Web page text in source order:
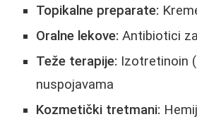
Topikalne preparate:
Oralne lekove: Antibiotici
Teže terapije: Izotretinoin
nuspojavama
Kozmetički tretmani: